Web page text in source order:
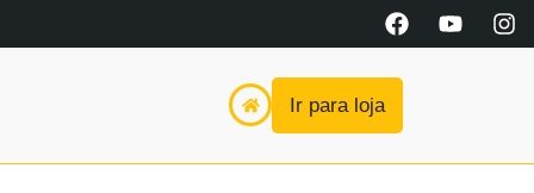
Ir para loja